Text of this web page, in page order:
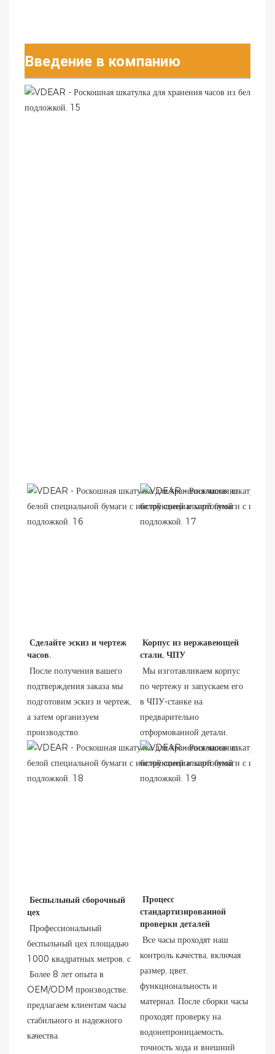
Введение в компанию
Сделайте эскиз и чертеж
часов.
После получения вашего
подтверждения заказа мы
подготовим эскиз и чертеж,
а затем организуем
производство.
Корпус из нержавеющей
стали, ЧПУ
Мы изготавливаем корпус
по чертежу и запускаем его
в ЧПУ-станке на
предварительно
отформованной детали.
Беспыльный сборочный
цех
Профессиональный
беспыльный цех площадью
1000 квадратных метров, с
OEM/ODM производстве,
предлагаем клиентам часы
стабильного и надежного
качества.
Процесс
стандартизированной
проверки деталей
Все часы проходят наш
контроль качества, включая
размер, цвет,
функциональность и
материал. После сборки часы
проходят проверку на
водонепроницаемость,
точность хода и внешний